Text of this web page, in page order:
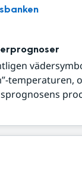
temperaturen,